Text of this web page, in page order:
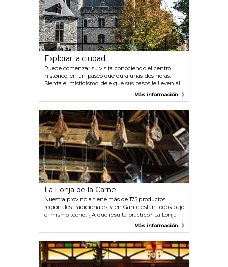
Explorar la ciudad
Puede comenzar su visita conociendo el centro
histórico, en un paseo que dura unas dos horas.
Sienta el misticismo, deje que sus pasos le lleven al
Castillo de los Condes de Flandes, al Graslei y el
Municipal y el rústico Patershol, un antiguo barrio
de trazado medieval lleno de pequeños
restaurantes. Como verá, el gantés es un ser social
que saborea bien la vida.
Más información
La Lonja de la Carne
Nuestra provincia tiene más de 175 productos
regionales tradicionales, y en Gante están todos bajo
el mismo techo. ¿A que resulta práctico? La Lonja
de la Carne alberga el Centro de Productos
supuesto, también puede confeccionar su propia
cesta de regalo. ¿Que no se aguanta las ganas de
probarlos? Pues reserve mesa en el restaurante y
Más información